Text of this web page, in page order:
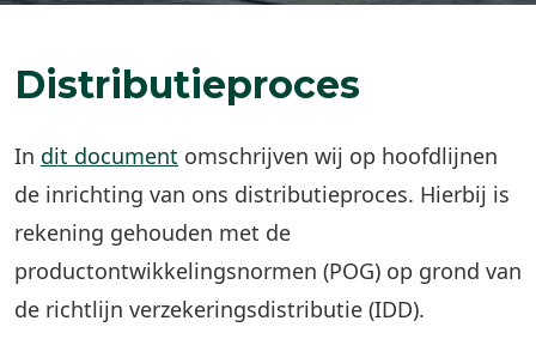
Distributieproces
In dit document omschrijven wij op hoofdlijnen
de inrichting van ons distributieproces. Hierbij is
rekening gehouden met de
productontwikkelingsnormen (POG) op grond van
de richtlijn verzekeringsdistributie (IDD).